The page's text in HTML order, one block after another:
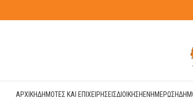
ΑΡΧΙΚΗΔΗΜΟΤΕΣ ΚΑΙ ΕΠΙΧΕΙΡΗΣΕΙΣΔΙΟΙΚΗΣΗΕΝΗΜΕΡΩΣΗ